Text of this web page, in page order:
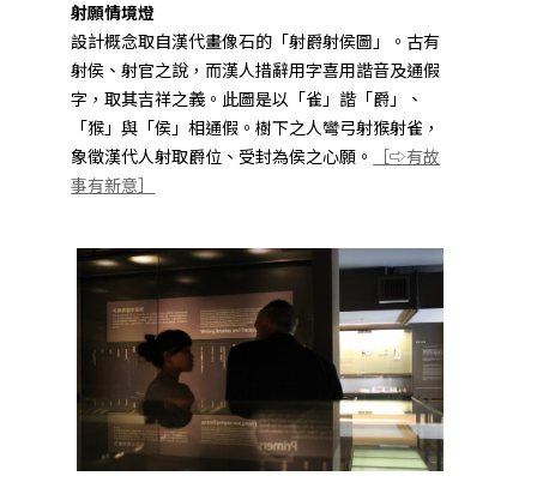
射願情境燈
設計概念取自漢代畫像石的「射爵射侯圖」。古有
射侯、射官之說，而漢人措辭用字喜用諧音及通假
字，取其吉祥之義。此圖是以「雀」諧「爵」、
「猴」與「侯」相通假。樹下之人彎弓射猴射雀，
象徵漢代人射取爵位、受封為侯之心願。
［⇨有故
事有新意］